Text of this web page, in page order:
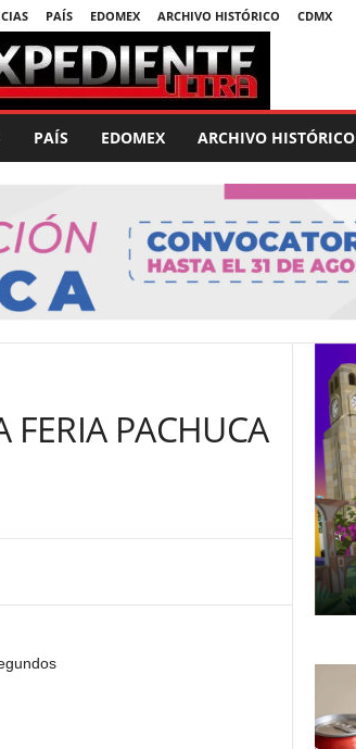
PAÍS EDOMEX ARCHIVO HISTÓRICO CDMX
PAÍS EDOMEX ARCHIVO HISTÓRICO
FERIA PACHUCA